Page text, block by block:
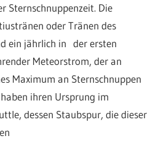
Sternschnuppenzeit. Die
oder Tränen des
ein jährlich in der ersten
Meteorstrom, der an
Maximum an Sternschnuppen
ihren Ursprung im
dessen Staubspur, die dieser